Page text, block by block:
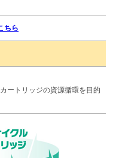
ちら
ートリッジの資源循環を目的